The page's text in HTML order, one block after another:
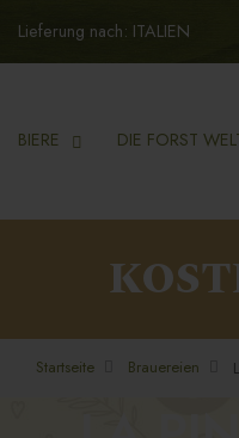
Lieferung nach: ITALIEN
BIERE DIE FORST
Startseite Brauereien